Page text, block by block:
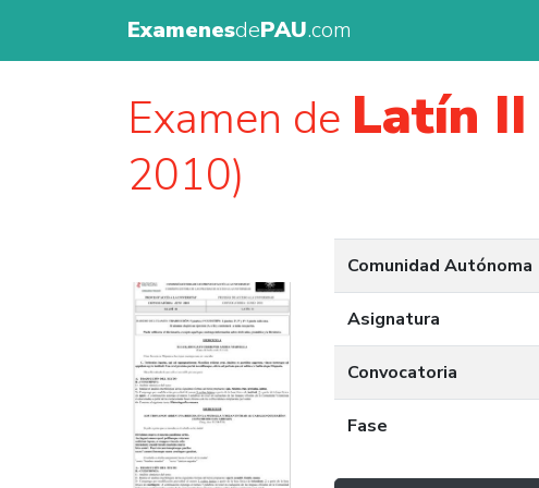
ExamenesdePAU.com
Examen de Latín II
2010)
Comunidad Autónoma
Asignatura
Convocatoria
Fase